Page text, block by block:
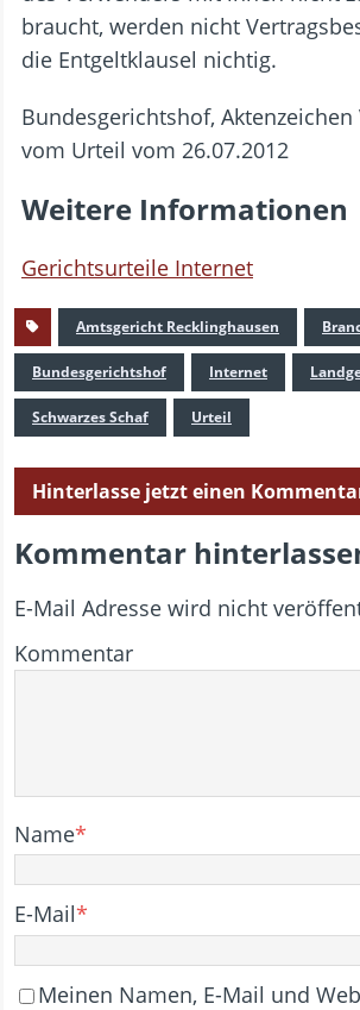
braucht, werden nicht
die Entgeltklausel nichtig.
Bundesgerichtshof, Aktenzeichen
vom Urteil vom 26.07.2012
Weitere Informationen
Gerichtsurteile Internet
Amtsgericht Recklinghausen
Bundesgerichtshof Internet
Schwarzes Schaf Urteil
Hinterlasse jetzt einen
Kommentar
E-Mail Adresse wird nicht
Kommentar
Name*
E-Mail*
Meinen Namen, E-Mail und